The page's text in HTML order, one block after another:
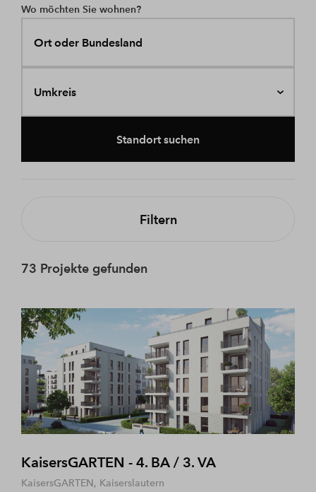
Wo möchten Sie wohnen?
Ort oder Bundesland
Umkreis
Standort suchen
Filtern
73 Projekte gefunden
KaisersGARTEN - 4. BA / 3. VA
KaisersGARTEN, Kaiserslautern